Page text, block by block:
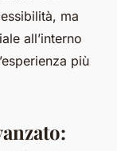
ma
all’interno
più